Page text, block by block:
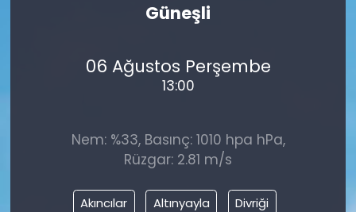
Güneşli
06 Ağustos Perşembe
13:00
Nem: %33, Basınç: 1010 hpa hPa,
Rüzgar: 2.81 m/s
Akıncılar Altınyayla
Divriği